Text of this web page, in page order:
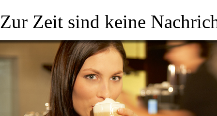
Zur Zeit sind keine